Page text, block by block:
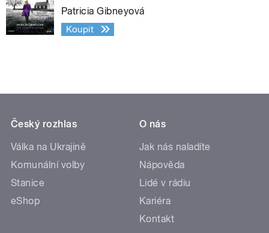
Patricia Gibneyová
Koupit
Český rozhlas
Válka na Ukrajině
Komunální volby
Stanice
eShop
O nás
Jak nás naladíte
Nápověda
Lidé v rádiu
Kariéra
Kontakt